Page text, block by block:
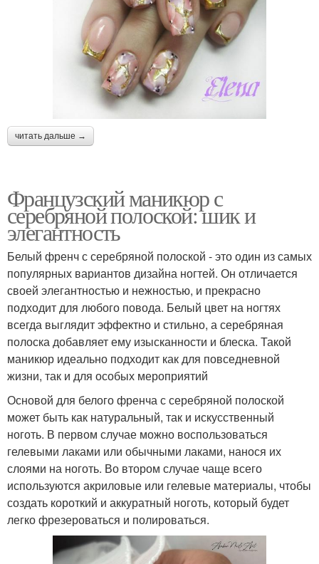
читать дальше →
Французский маникюр с
серебряной полоской: шик и
элегантность
Белый френч с серебряной полоской - это один из самых
популярных вариантов дизайна ногтей. Он отличается
своей элегантностью и нежностью, и прекрасно
подходит для любого повода. Белый цвет на ногтях
всегда выглядит эффектно и стильно, а серебряная
полоска добавляет ему изысканности и блеска. Такой
маникюр идеально подходит как для повседневной
жизни, так и для особых мероприятий
Основой для белого френча с серебряной полоской
может быть как натуральный, так и искусственный
ноготь. В первом случае можно воспользоваться
гелевыми лаками или обычными лаками, нанося их
слоями на ноготь. Во втором случае чаще всего
используются акриловые или гелевые материалы, чтобы
создать короткий и аккуратный ноготь, который будет
легко фрезероваться и полироваться.